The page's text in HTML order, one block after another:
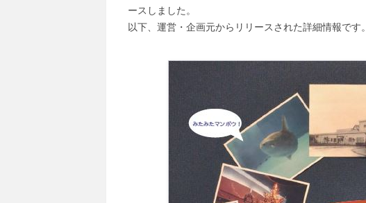
ースしました。
以下、運営・企画元からリリースされた詳細情報です。